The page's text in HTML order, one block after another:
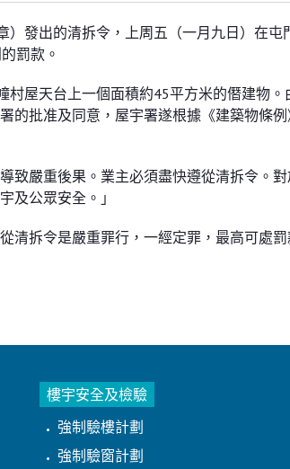
萬元
發出的清拆令，上周五（一月九日）在
罰款。
屋天台上一個面積約45平方米的僭建物
的批准及同意，屋宇署遂根據《建築物條
致嚴重後果。業主必須盡快遵從清拆令。
及公眾安全。」
清拆令是嚴重罪行，一經定罪，最高可處
樓宇安全及檢驗
強制驗樓計劃
強制驗窗計劃